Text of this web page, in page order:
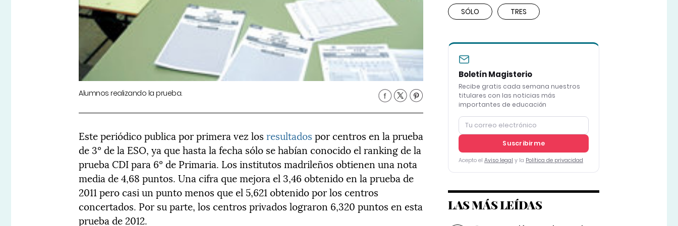
Alumnos realizando la prueba.
Este periódico publica por primera vez losresultados por centros en la prueba
de 3º de la ESO, ya que hasta la fecha sólo se habían conocido el ranking de la
prueba CDI para 6º de Primaria. Los institutos madrileños obtienen una nota
media de 4,68 puntos. Una cifra que mejora el 3,46 obtenido en la prueba de
2011 pero casi un punto menos que el 5,621 obtenido por los centros
concertados. Por su parte, los centros privados lograron 6,320 puntos en esta
prueba de 2012.
SÓLO TRES
Boletín Magisterio
Recibe gratis cada semana nuestros
titulares con las noticias más
importantes de educación
Suscribirme
Acepto el Aviso legal y la Política de privacidad
LAS MÁS LEÍDAS